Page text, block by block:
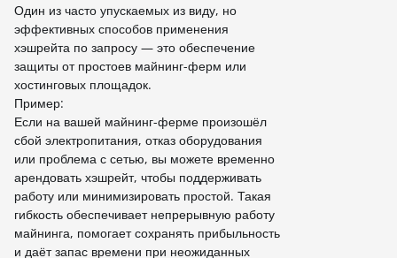
Один из часто упускаемых из виду, но
эффективных способов применения
хэшрейта по запросу — это обеспечение
защиты от простоев майнинг-ферм или
хостинговых площадок.
Пример:
Если на вашей майнинг-ферме произошёл
сбой электропитания, отказ оборудования
или проблема с сетью, вы можете временно
арендовать хэшрейт, чтобы поддерживать
работу или минимизировать простой. Такая
гибкость обеспечивает непрерывную работу
майнинга, помогает сохранять прибыльность
и даёт запас времени при неожиданных